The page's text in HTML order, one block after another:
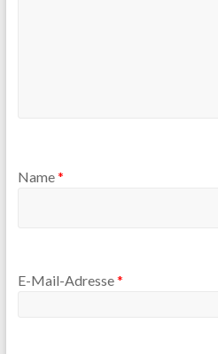
Name*
E-Mail-Adresse*